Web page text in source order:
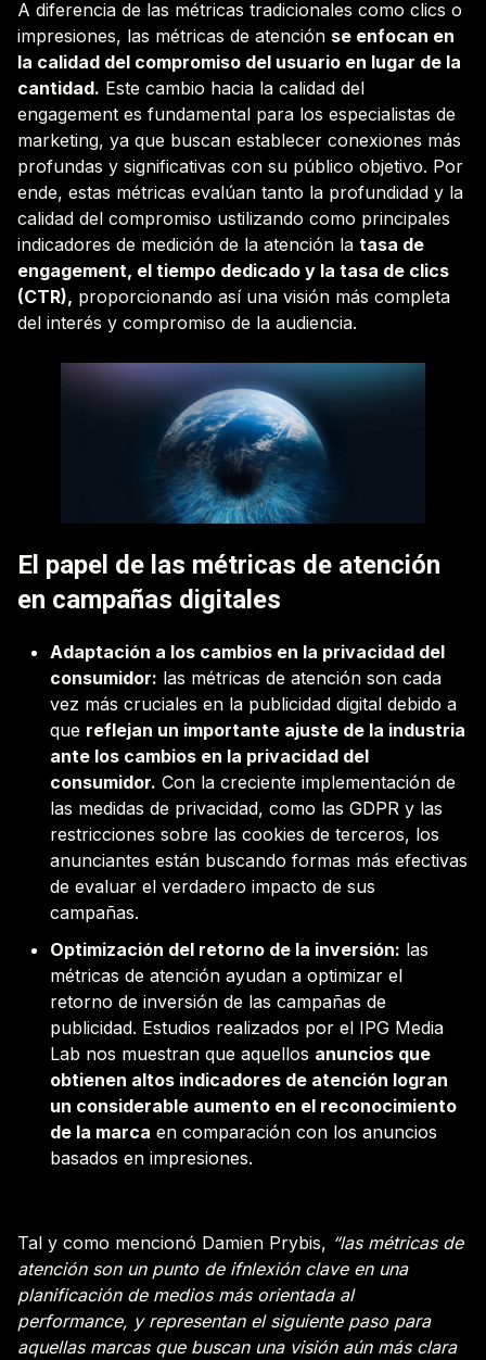
A diferencia de las métricas tradicionales como clics o
impresiones, las métricas de atención se enfocan en
la calidad del compromiso del usuario en lugar de la
cantidad. Este cambio hacia la calidad del
engagement es fundamental para los especialistas de
marketing, ya que buscan establecer conexiones más
profundas y significativas con su público objetivo. Por
ende, estas métricas evalúan tanto la profundidad y la
calidad del compromiso ustilizando como principales
indicadores de medición de la atención la tasa de
engagement, el tiempo dedicado y la tasa de clics
(CTR), proporcionando así una visión más completa
del interés y compromiso de la audiencia.
El papel de las métricas de atención
en campañas digitales
Adaptación a los cambios en la privacidad del
consumidor: las métricas de atención son cada
vez más cruciales en la publicidad digital debido a
que reflejan un importante ajuste de la industria
ante los cambios en la privacidad del
consumidor. Con la creciente implementación de
las medidas de privacidad, como las GDPR y las
restricciones sobre las cookies de terceros, los
anunciantes están buscando formas más efectivas
de evaluar el verdadero impacto de sus
campañas.
Optimización del retorno de la inversión: las
métricas de atención ayudan a optimizar el
retorno de inversión de las campañas de
publicidad. Estudios realizados por el IPG Media
Lab nos muestran que aquellos anuncios que
obtienen altos indicadores de atención logran
un considerable aumento en el reconocimiento
de la marca en comparación con los anuncios
basados en impresiones.
Tal y como mencionó Damien Prybis, “las métricas de
atención son un punto de ifnlexión clave en una
planificación de medios más orientada al
performance, y representan el siguiente paso para
aquellas marcas que buscan una visión aún más clara